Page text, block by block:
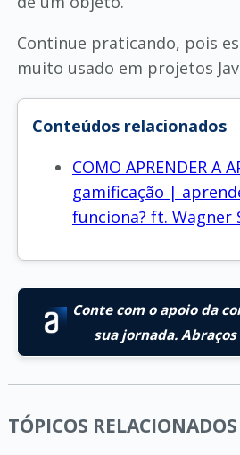
Continue praticando, pois
muito usado em projetos
Conteúdos relacionados
COMO APRENDER A
gamificação |
funciona? ft. Wagner
Conte com o apoio da
sua jornada.
TÓPICOS RELACIONADOS